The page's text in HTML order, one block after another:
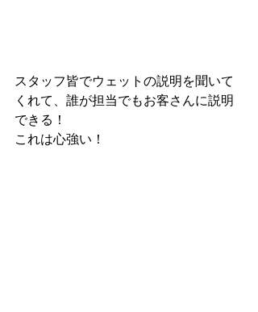
スタッフ皆でウェットの説明を聞いて
くれて、誰が担当でもお客さんに説明
できる！
これは心強い！